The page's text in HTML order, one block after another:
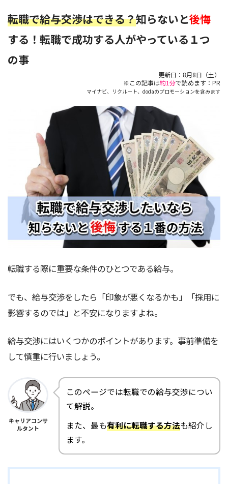
転職で給与交渉はできる？知らないと後悔
する！転職で成功する人がやっている１つ
の事
更新日： 8月8日（土）
※この記事は約1分で読めます：PR
マイナビ、リクルート、dodaのプロモーションを含みます
転職する際に重要な条件のひとつである給与。
でも、給与交渉をしたら「印象が悪くなるかも」「採用に
影響するのでは」と不安になりますよね。
給与交渉にはいくつかのポイントがあります。事前準備を
して慎重に行いましょう。
キャリアコンサ
ルタント
このページでは転職での給与交渉につい
て解説。
また、最も有利に転職する方法も紹介し
ます。